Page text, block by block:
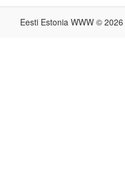
Eesti Estonia WWW © 2026